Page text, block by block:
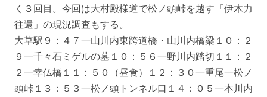
く３回目。今回は大村殿様道で松ノ頭峠を越す「伊木力
往還」の現況調査もする。
大草駅９：４７—山川内東跨道橋・山川内橋梁１０：２
９—千々石ミゲルの墓１０：５６—野川内踏切１１：２
２—幸仏橋１１：５０（昼食）１２：３０—重尾—松ノ
頭峠１３：５３—松ノ頭トンネル口１４：０５—本川内